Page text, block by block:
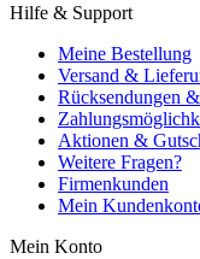
Hilfe & Support
Meine Bestellung
Versand &
Rücksendungen
Aktionen &
Weitere Fragen?
Firmenkunden
Mein
Mein Konto